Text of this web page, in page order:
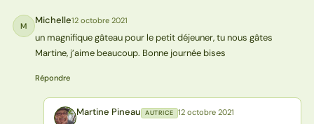
M Michelle12 octobre 2021
un magnifique gâteau pour le petit déjeuner, tu nous gâtes
Martine, j’aime beaucoup. Bonne journée bises
Répondre
MP Martine Pineau AUTRICE 12 octobre 2021